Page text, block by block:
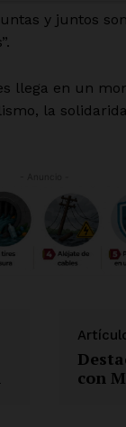
AHORA
y juntos
llega en un
la
con